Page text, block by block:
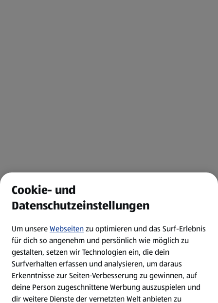
Cookie- und
Datenschutzeinstellungen
Um unsereWebseitenzu optimieren und das Surf-Erlebnis
für dich so angenehm und persönlich wie möglich zu
gestalten, setzen wir Technologien ein, die dein
Surfverhalten erfassen und analysieren, um daraus
Erkenntnisse zur Seiten-Verbesserung zu gewinnen, auf
deine Person zugeschnittene Werbung auszuspielen und
dir weitere Dienste der vernetzten Welt anbieten zu